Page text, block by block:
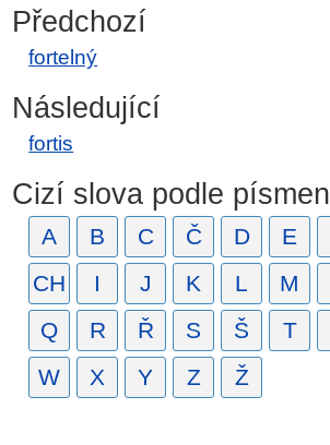
Předchozí
fortelný
Následující
fortis
Cizí slova podle písmen
A B C Č D E
CH
I J K L M
Q
R Ř S Š T
W
X Y Z Ž